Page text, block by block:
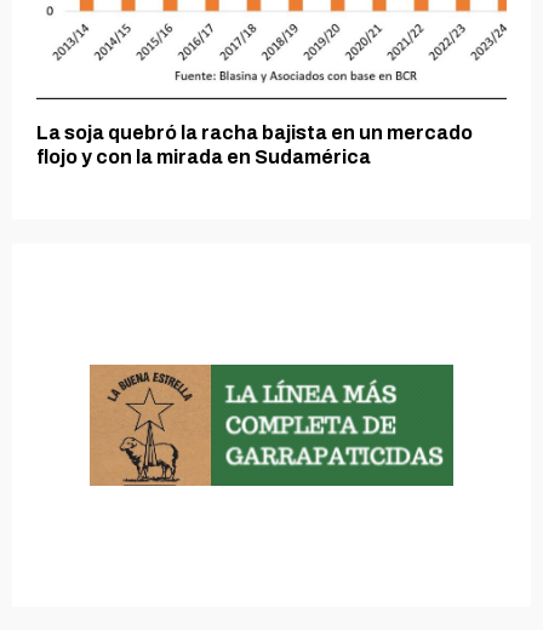
La soja quebró la racha bajista en un mercado
flojo y con la mirada en Sudamérica